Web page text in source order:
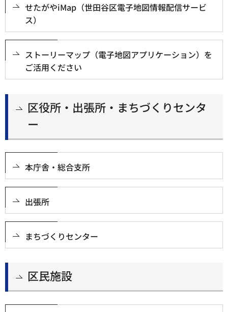
せたがやiMap（世田谷区電子地図情報配信サービ
ス）
ストーリーマップ（電子地図アプリケーション）を
ご活用ください
区役所・出張所・まちづくりセンタ
ー
本庁舎・総合支所
出張所
まちづくりセンター
区民施設